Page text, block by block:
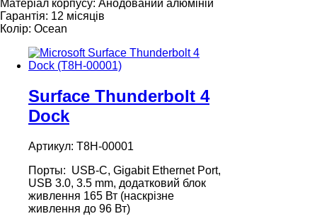
Матеріал корпусу: Анодований алюміній
Гарантія: 12 місяців
Колір: Ocean
Surface Thunderbolt 4
Dock
Артикул: T8H-00001
Порты: USB-C, Gigabit Ethernet Port,
USB 3.0, 3.5 mm, додатковий блок
живлення 165 Вт (наскрізне
живлення до 96 Вт)